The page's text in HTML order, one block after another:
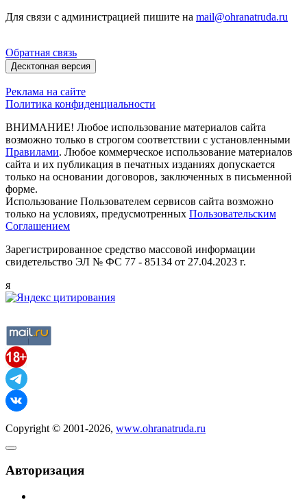
Для связи с администрацией пишите на mail@ohranatruda.ru
Обратная связь
Десктопная версия
Реклама на сайте
Политика конфиденциальности
ВНИМАНИЕ! Любое использование материалов сайта
возможно только в строгом соответствии с установленными
Правилами. Любое коммерческое использование материалов
сайта и их публикация в печатных изданиях допускается
только на основании договоров, заключенных в письменной
форме.
Использование Пользователем сервисов сайта возможно
только на условиях, предусмотренных Пользовательским
Соглашением
Зарегистрированное средство массовой информации
свидетельство ЭЛ № ФС 77 - 85134 от 27.04.2023 г.
я
Copyright © 2001-2026, www.ohranatruda.ru
Авторизация